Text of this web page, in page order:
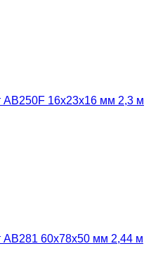
16х23х16 мм 2,3 м
60х78х50 мм 2,44 м